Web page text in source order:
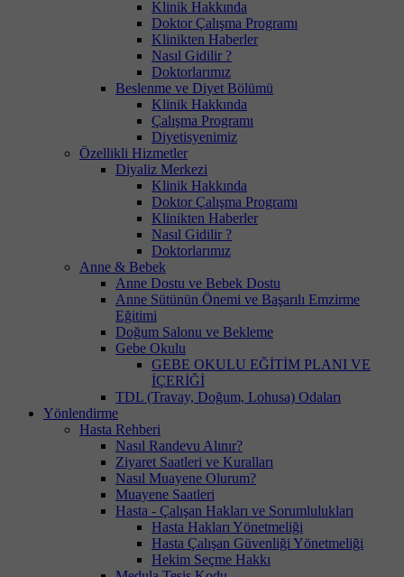
Klinik Hakkında
Doktor Çalışma Programı
Klinikten Haberler
Nasıl Gidilir ?
Doktorlarımız
Beslenme ve Diyet Bölümü
Klinik Hakkında
Çalışma Programı
Diyetisyenimiz
Özellikli Hizmetler
Diyaliz Merkezi
Klinik Hakkında
Doktor Çalışma Programı
Klinikten Haberler
Nasıl Gidilir ?
Doktorlarımız
Anne & Bebek
Anne Dostu ve Bebek Dostu
Anne Sütünün Önemi ve Başarılı Emzirme
Eğitimi
Doğum Salonu ve Bekleme
Gebe Okulu
GEBE OKULU EĞİTİM PLANI VE
İÇERİĞİ
TDL (Travay, Doğum, Lohusa) Odaları
Yönlendirme
Hasta Rehberi
Nasıl Randevu Alınır?
Ziyaret Saatleri ve Kuralları
Nasıl Muayene Olurum?
Muayene Saatleri
Hasta - Çalışan Hakları ve Sorumlulukları
Hasta Hakları Yönetmeliği
Hasta Çalışan Güvenliği Yönetmeliği
Hekim Seçme Hakkı